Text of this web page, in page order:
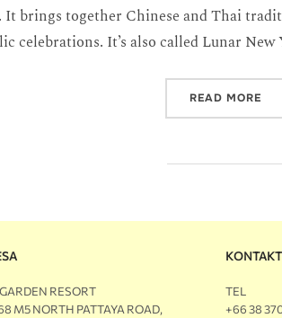
brings together Chinese and Thai
celebrations. It’s also called Lunar
READ MORE
RESORT
M5 NORTH PATTAYA ROAD,
KONTAKT
TEL
+66 38